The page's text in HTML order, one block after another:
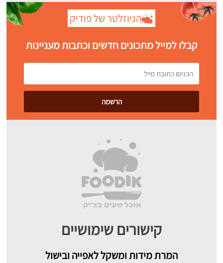
הניוזלטר של פודיק
קבלו למייל מתכונים חדשים וכתבות מעניינות
קישורים שימושיים
המרת מידות ומשקל לאפייה ובישול